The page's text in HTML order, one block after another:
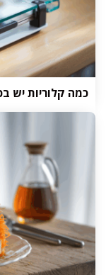
כמה קלוריות יש